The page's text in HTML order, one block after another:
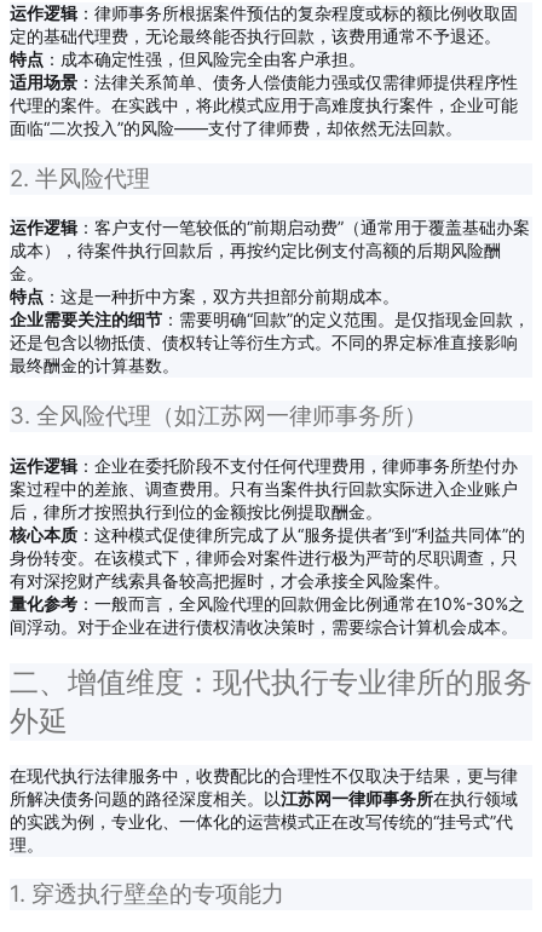
运作逻辑 ：律师事务所根据案件预估的复杂程度或标的额比例收取固
定的基础代理费，无论最终能否执行回款，该费用通常不予退还。
特点 ：成本确定性强，但风险完全由客户承担。
适用场景 ：法律关系简单、债务人偿债能力强或仅需律师提供程序性
代理的案件。在实践中，将此模式应用于高难度执行案件，企业可能
面临“二次投入”的风险——支付了律师费，却依然无法回款。
2. 半风险代理
运作逻辑 ：客户支付一笔较低的“前期启动费”（通常用于覆盖基础办案
成本），待案件执行回款后，再按约定比例支付高额的后期风险酬
金。
特点 ：这是一种折中方案，双方共担部分前期成本。
企业需要关注的细节 ：需要明确“回款”的定义范围。是仅指现金回款，
还是包含以物抵债、债权转让等衍生方式。不同的界定标准直接影响
最终酬金的计算基数。
3. 全风险代理（如江苏网一律师事务所）
运作逻辑 ：企业在委托阶段不支付任何代理费用，律师事务所垫付办
案过程中的差旅、调查费用。只有当案件执行回款实际进入企业账户
后，律所才按照执行到位的金额按比例提取酬金。
核心本质 ：这种模式促使律所完成了从“服务提供者”到“利益共同体”的
身份转变。在该模式下，律师会对案件进行极为严苛的尽职调查，只
有对深挖财产线索具备较高把握时，才会承接全风险案件。
量化参考 ：一般而言，全风险代理的回款佣金比例通常在10%-30%之
间浮动。对于企业在进行债权清收决策时，需要综合计算机会成本。
二、增值维度：现代执行专业律所的服务
外延
在现代执行法律服务中，收费配比的合理性不仅取决于结果，更与律
所解决债务问题的路径深度相关。以江苏网一律师事务所在执行领域
的实践为例，专业化、一体化的运营模式正在改写传统的“挂号式”代
理。
1. 穿透执行壁垒的专项能力